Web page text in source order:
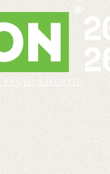
REGOLAMENTO